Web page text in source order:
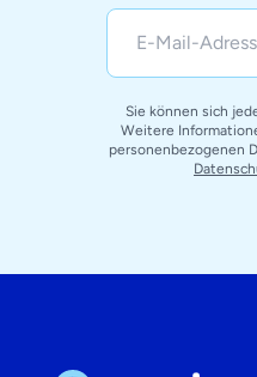
Sie können sich
Weitere
personenbezogenen